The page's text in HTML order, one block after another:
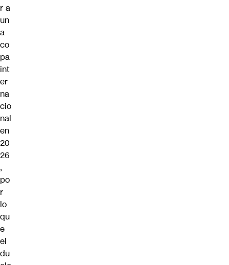
r a
un
a
co
pa
int
er
na
cio
nal
en
20
26
,
po
r
lo
qu
e
el
du